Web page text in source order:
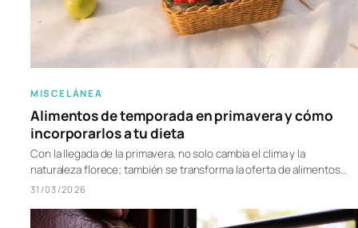
MISCELÁNEA
Alimentos de temporada en primavera y cómo
incorporarlos a tu dieta
Con la llegada de la primavera, no solo cambia el clima y la
naturaleza florece; también se transforma la oferta de alimentos…
31/03/2026